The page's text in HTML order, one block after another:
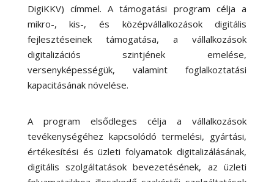
DigiKKV) címmel. A támogatási program célja a
mikro-, kis-, és középvállalkozások digitális
fejlesztéseinek támogatása, a vállalkozások
digitalizációs szintjének emelése,
versenyképességük, valamint foglalkoztatási
kapacitásának növelése.
A program elsődleges célja a vállalkozások
tevékenységéhez kapcsolódó termelési, gyártási,
értékesítési és üzleti folyamatok digitalizálásának,
digitális szolgáltatások bevezetésének, az üzleti